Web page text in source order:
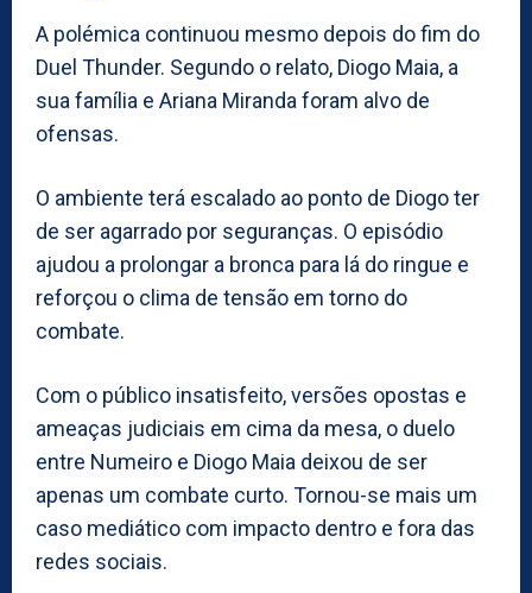
A polémica continuou mesmo depois do fim do
Duel Thunder. Segundo o relato, Diogo Maia, a
sua família e Ariana Miranda foram alvo de
ofensas.
O ambiente terá escalado ao ponto de Diogo ter
de ser agarrado por seguranças. O episódio
ajudou a prolongar a bronca para lá do ringue e
reforçou o clima de tensão em torno do
combate.
Com o público insatisfeito, versões opostas e
ameaças judiciais em cima da mesa, o duelo
entre Numeiro e Diogo Maia deixou de ser
apenas um combate curto. Tornou-se mais um
caso mediático com impacto dentro e fora das
redes sociais.